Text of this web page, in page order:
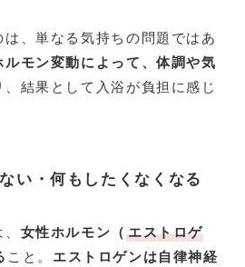
、単なる気持ちの問題ではあ
ルモン変動によって、体調や気
、結果として入浴が負担に感じ
い・何もしたくなくなる
女性ホルモン（ エストロゲ
こと。 エストロゲンは自律神経